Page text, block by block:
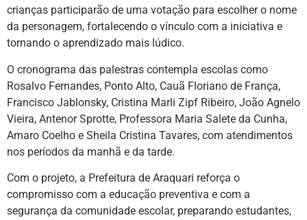
crianças participarão de uma votação para escolher o nome
da personagem, fortalecendo o vínculo com a iniciativa e
tornando o aprendizado mais lúdico.
O cronograma das palestras contempla escolas como
Rosalvo Fernandes, Ponto Alto, Cauã Floriano de França,
Francisco Jablonsky, Cristina Marli Zipf Ribeiro, João Agnelo
Vieira, Antenor Sprotte, Professora Maria Salete da Cunha,
Amaro Coelho e Sheila Cristina Tavares, com atendimentos
nos períodos da manhã e da tarde.
Com o projeto, a Prefeitura de Araquari reforça o
compromisso com a educação preventiva e com a
segurança da comunidade escolar, preparando estudantes,